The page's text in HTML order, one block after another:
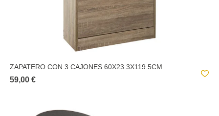
ZAPATERO CON 3 CAJONES 60X23.3X119.5CM
59,00 €